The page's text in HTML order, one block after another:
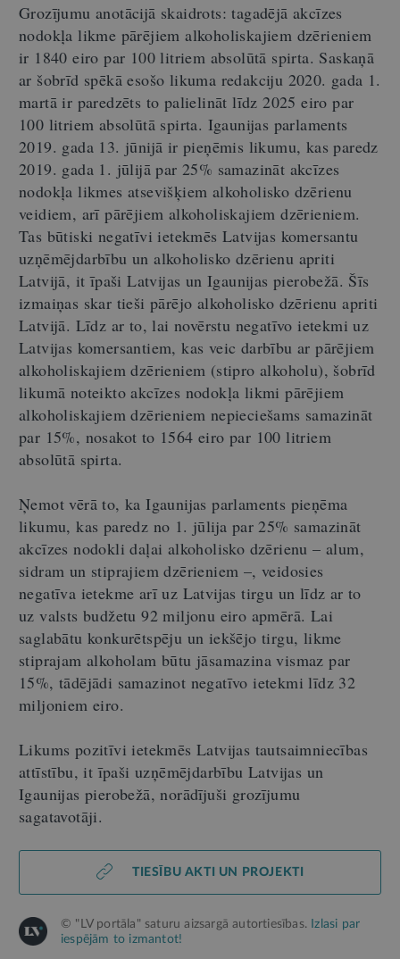
Grozījumu anotācijā skaidrots: tagadējā akcīzes
nodokļa likme pārējiem alkoholiskajiem dzērieniem
ir 1840 eiro par 100 litriem absolūtā spirta. Saskaņā
ar šobrīd spēkā esošo likuma redakciju 2020. gada 1.
martā ir paredzēts to palielināt līdz 2025 eiro par
100 litriem absolūtā spirta. Igaunijas parlaments
2019. gada 13. jūnijā ir pieņēmis likumu, kas paredz
2019. gada 1. jūlijā par 25% samazināt akcīzes
nodokļa likmes atsevišķiem alkoholisko dzērienu
veidiem, arī pārējiem alkoholiskajiem dzērieniem.
Tas būtiski negatīvi ietekmēs Latvijas komersantu
uzņēmējdarbību un alkoholisko dzērienu apriti
Latvijā, it īpaši Latvijas un Igaunijas pierobežā. Šīs
izmaiņas skar tieši pārējo alkoholisko dzērienu apriti
Latvijā. Līdz ar to, lai novērstu negatīvo ietekmi uz
Latvijas komersantiem, kas veic darbību ar pārējiem
alkoholiskajiem dzērieniem (stipro alkoholu), šobrīd
likumā noteikto akcīzes nodokļa likmi pārējiem
alkoholiskajiem dzērieniem nepieciešams samazināt
par 15%, nosakot to 1564 eiro par 100 litriem
absolūtā spirta.
Ņemot vērā to, ka Igaunijas parlaments pieņēma
likumu, kas paredz no 1. jūlija par 25% samazināt
akcīzes nodokli daļai alkoholisko dzērienu – alum,
sidram un stiprajiem dzērieniem –, veidosies
negatīva ietekme arī uz Latvijas tirgu un līdz ar to
uz valsts budžetu 92 miljonu eiro apmērā. Lai
saglabātu konkurētspēju un iekšējo tirgu, likme
stiprajam alkoholam būtu jāsamazina vismaz par
15%, tādējādi samazinot negatīvo ietekmi līdz 32
miljoniem eiro.
Likums pozitīvi ietekmēs Latvijas tautsaimniecības
attīstību, it īpaši uzņēmējdarbību Latvijas un
Igaunijas pierobežā, norādījuši grozījumu
sagatavotāji.
TIESĪBU AKTI UN PROJEKTI
© "LV portāla" saturu aizsargā autortiesības.
Izlasi par
iespējām to izmantot!